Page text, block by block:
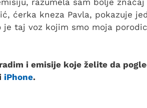
ćerka kneza Pavla, pokazuje
je taj voz kojim smo moja
i emisije koje želite da
iPhone.